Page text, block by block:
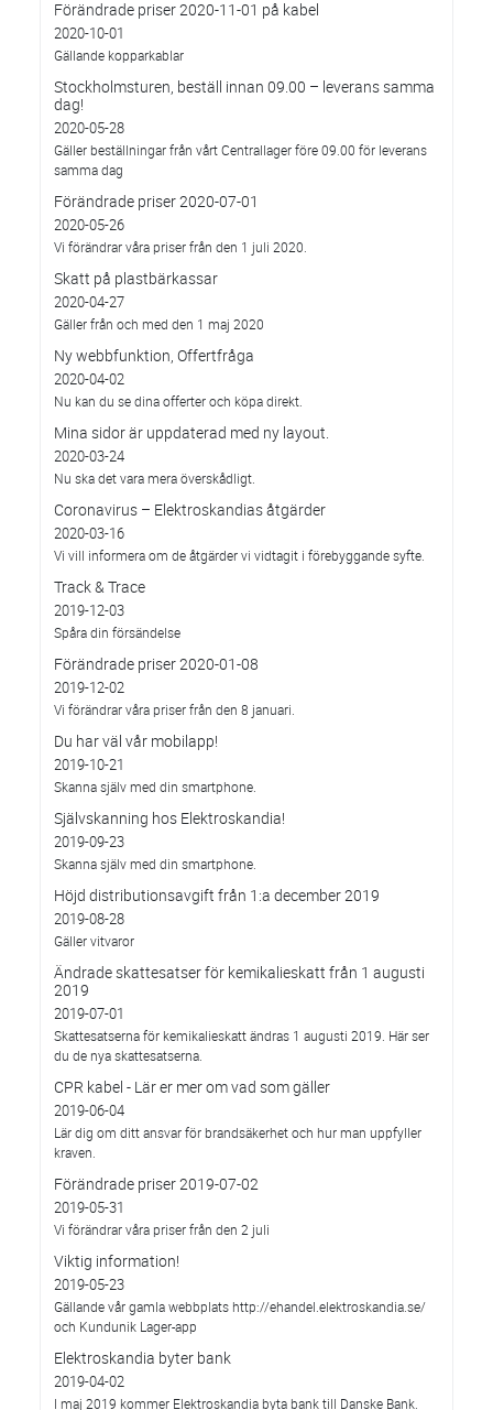
Förändrade priser 2020-11-01 på kabel
2020-10-01
Gällande kopparkablar
Stockholmsturen, beställ innan 09.00 – leverans samma
dag!
2020-05-28
Gäller beställningar från vårt Centrallager före 09.00 för leverans
samma dag
Förändrade priser 2020-07-01
2020-05-26
Vi förändrar våra priser från den 1 juli 2020.
Skatt på plastbärkassar
2020-04-27
Gäller från och med den 1 maj 2020
Ny webbfunktion, Offertfråga
2020-04-02
Nu kan du se dina offerter och köpa direkt.
Mina sidor är uppdaterad med ny layout.
2020-03-24
Nu ska det vara mera överskådligt.
Coronavirus – Elektroskandias åtgärder
2020-03-16
Vi vill informera om de åtgärder vi vidtagit i förebyggande syfte.
Track & Trace
2019-12-03
Spåra din försändelse
Förändrade priser 2020-01-08
2019-12-02
Vi förändrar våra priser från den 8 januari.
Du har väl vår mobilapp!
2019-10-21
Skanna själv med din smartphone.
Självskanning hos Elektroskandia!
2019-09-23
Skanna själv med din smartphone.
Höjd distributionsavgift från 1:a december 2019
2019-08-28
Gäller vitvaror
Ändrade skattesatser för kemikalieskatt från 1 augusti
2019
2019-07-01
Skattesatserna för kemikalieskatt ändras 1 augusti 2019. Här ser
du de nya skattesatserna.
CPR kabel - Lär er mer om vad som gäller
2019-06-04
Lär dig om ditt ansvar för brandsäkerhet och hur man uppfyller
kraven.
Förändrade priser 2019-07-02
2019-05-31
Vi förändrar våra priser från den 2 juli
Viktig information!
2019-05-23
Gällande vår gamla webbplats http://ehandel.elektroskandia.se/
och Kundunik Lager-app
Elektroskandia byter bank
2019-04-02
I maj 2019 kommer Elektroskandia byta bank till Danske Bank.